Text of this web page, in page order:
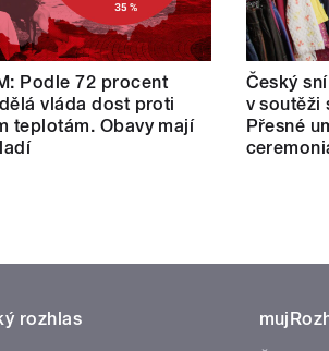
Podle 72 procent
vláda dost proti
teplotám. Obavy mají
Český
v soutěži
Přesné
rozhlas